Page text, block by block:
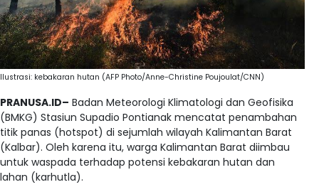
Ilustrasi: kebakaran hutan (AFP Photo/Anne-Christine Poujoulat/CNN)
PRANUSA.ID– Badan Meteorologi Klimatologi dan Geofisika
(BMKG) Stasiun Supadio Pontianak mencatat penambahan
titik panas (hotspot) di sejumlah wilayah Kalimantan Barat
(Kalbar). Oleh karena itu, warga Kalimantan Barat diimbau
untuk waspada terhadap potensi kebakaran hutan dan
lahan (karhutla).